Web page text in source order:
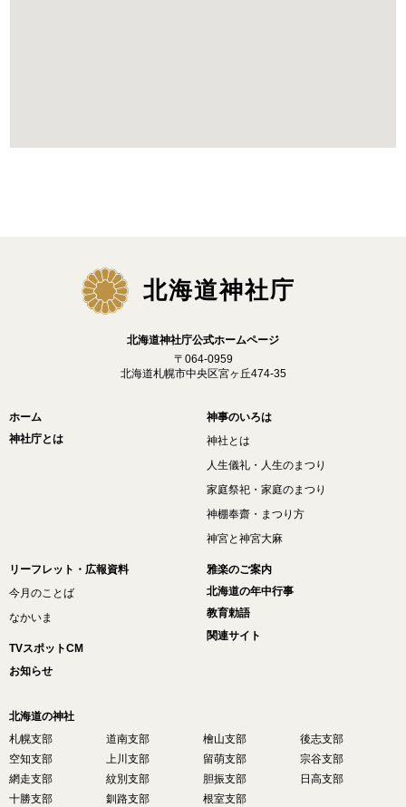
北海道神社庁
北海道神社庁公式ホームページ
〒064-0959
北海道札幌市中央区宮ヶ丘474-35
ホーム
神社庁とは
神事のいろは
神社とは
人生儀礼・人生のまつり
家庭祭祀・家庭のまつり
神棚奉齋・まつり方
神宮と神宮大麻
リーフレット・広報資料
今月のことば
なかいま
TVスポットCM
雅楽のご案内
北海道の年中行事
教育勅語
関連サイト
お知らせ
北海道の神社
札幌支部
道南支部 檜山支部
後志支部
空知支部
上川支部 留萌支部
宗谷支部
網走支部
紋別支部 胆振支部
日高支部
十勝支部
釧路支部 根室支部